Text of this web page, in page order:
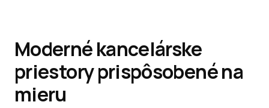
Moderné kancelárske
priestory prispôsobené na
mieru